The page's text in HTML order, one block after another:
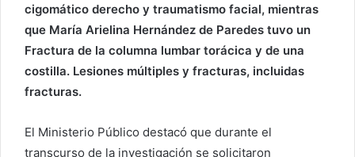
cigomático derecho y traumatismo facial, mientras
que María Arielina Hernández de Paredes tuvo un
Fractura de la columna lumbar torácica y de una
costilla. Lesiones múltiples y fracturas, incluidas
fracturas.
El Ministerio Público destacó que durante el
transcurso de la investigación se solicitaron